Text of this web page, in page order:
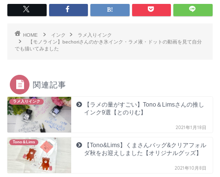
HOME インク
ラメ入りインク
【モノライン】bechoriさんのかき氷インク・ラメ液・ドットの動画を見て自分
でも描いてみました
関連記事
ラメ入りインク
【ラメの量がすごい】Tono＆Limsさんの推し
インク9選【とのりむ】
2021年1月18日
Tono＆Lims
【Tono&Lims】くまさんバッグ&クリアフォル
ダ秋をお迎えしました【オリジナルグッズ】
2021年10月8日